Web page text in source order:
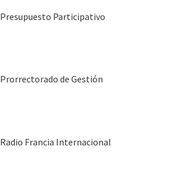
Presupuesto Participativo
Prorrectorado de Gestión
Radio Francia Internacional